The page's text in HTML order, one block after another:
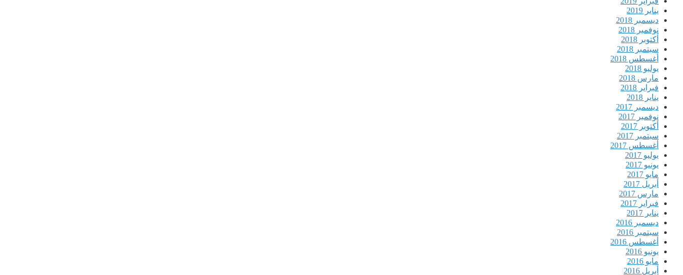
يناير 2019
ديسمبر 2018
نوفمبر 2018
أكتوبر 2018
سبتمبر 2018
أغسطس 2018
يوليو 2018
مارس 2018
فبراير 2018
يناير 2018
ديسمبر 2017
نوفمبر 2017
أكتوبر 2017
سبتمبر 2017
أغسطس 2017
يوليو 2017
يونيو 2017
مايو 2017
أبريل 2017
مارس 2017
فبراير 2017
يناير 2017
ديسمبر 2016
سبتمبر 2016
أغسطس 2016
يونيو 2016
مايو 2016
أبريل 2016